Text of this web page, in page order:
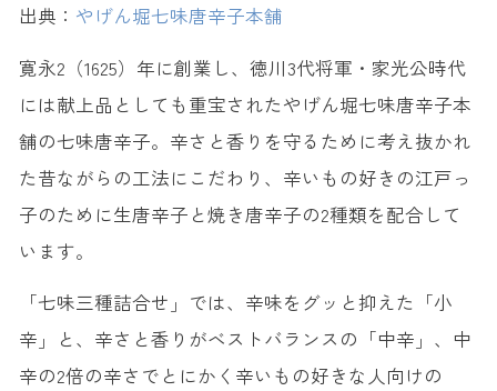
出典： やげん堀七味唐辛子本舗
寛永2（1625）年に創業し、徳川3代将軍・家光公時代
には献上品としても重宝されたやげん堀七味唐辛子本
舗の七味唐辛子。辛さと香りを守るために考え抜かれ
た昔ながらの工法にこだわり、辛いもの好きの江戸っ
子のために生唐辛子と焼き唐辛子の2種類を配合して
います。
「七味三種詰合せ」では、辛味をグッと抑えた「小
辛」と、辛さと香りがベストバランスの「中辛」、中
辛の2倍の辛さでとにかく辛いもの好きな人向けの